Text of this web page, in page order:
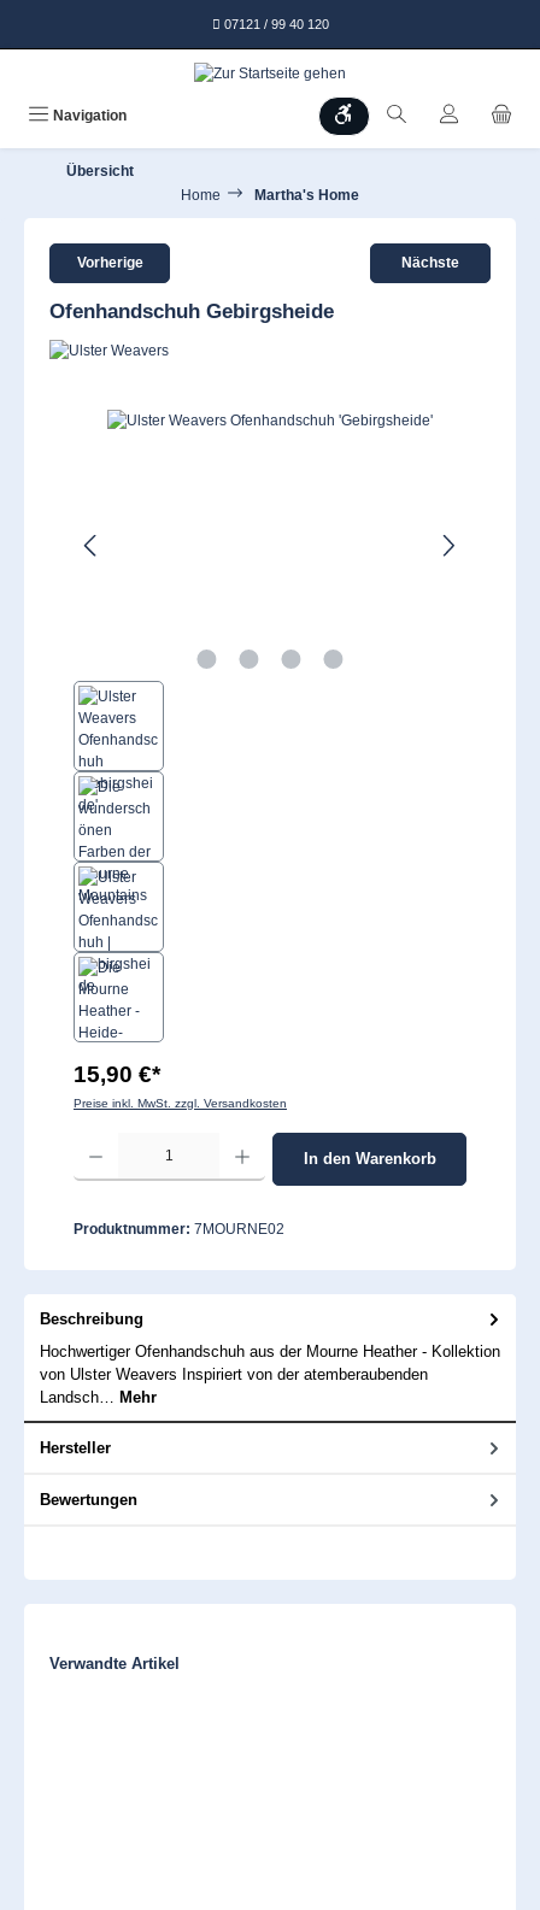
07121 / 99 40 120
Navigation Werkzeugleiste anzeigen
Übersicht
Home
Martha's Home
Vorherige Nächste
Ofenhandschuh Gebirgsheide
Bildergalerie überspringen
15,90 €*
Preise inkl. MwSt. zzgl. Versandkosten
Produkt Anzahl: Gib den gewünschten Wert ein oder benutze die Schaltflächen
In den Warenkorb
Produktnummer: 7MOURNE02
Beschreibung
Hochwertiger Ofenhandschuh aus der Mourne Heather - Kollektion
von Ulster Weavers Inspiriert von der atemberaubenden
Landsch… Mehr
Hersteller
Bewertungen
Produktgalerie überspringen
Verwandte Artikel